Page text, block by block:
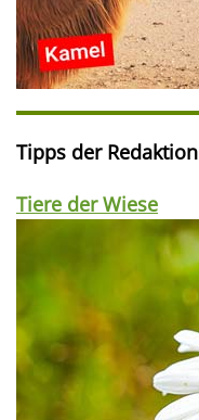
Tipps der Redaktion
Tiere der Wiese